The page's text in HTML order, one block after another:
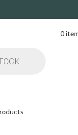
0